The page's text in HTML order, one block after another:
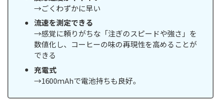
→ごくわずかに早い
流速を測定できる
→感覚に頼りがちな「注ぎのスピードや強さ」を
数値化し、コーヒーの味の再現性を高めることが
できる
充電式
→1600ｍAhで電池持ちも良好。